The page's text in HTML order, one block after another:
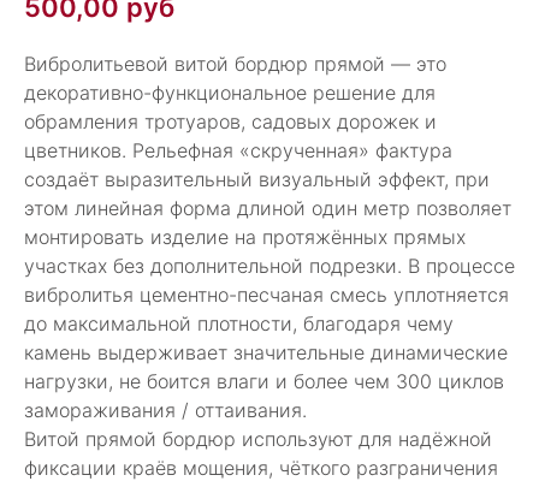
500,00 руб
Вибролитьевой витой бордюр прямой — это
декоративно-функциональное решение для
обрамления тротуаров, садовых дорожек и
цветников. Рельефная «скрученная» фактура
создаёт выразительный визуальный эффект, при
этом линейная форма длиной один метр позволяет
монтировать изделие на протяжённых прямых
участках без дополнительной подрезки. В процессе
вибролитья цементно-песчаная смесь уплотняется
до максимальной плотности, благодаря чему
камень выдерживает значительные динамические
нагрузки, не боится влаги и более чем 300 циклов
замораживания / оттаивания.
Витой прямой бордюр используют для надёжной
фиксации краёв мощения, чёткого разграничения